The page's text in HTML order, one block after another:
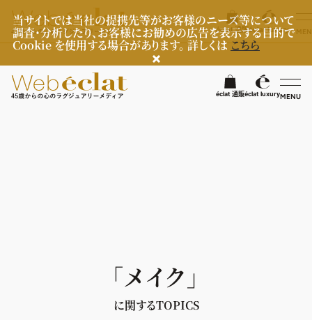
当サイトでは当社の提携先等がお客様のニーズ等について
調査・分析したり、お客様にお勧めの広告を表示する目的で
Cookie を使用する場合があります。 詳しくはこちら
éclat 通販éclat luxuryMENU検
50代なに着てる？
ヘルスケアTOPICS
éclat 通販éclat luxury
「メイク」
に関するTOPICS